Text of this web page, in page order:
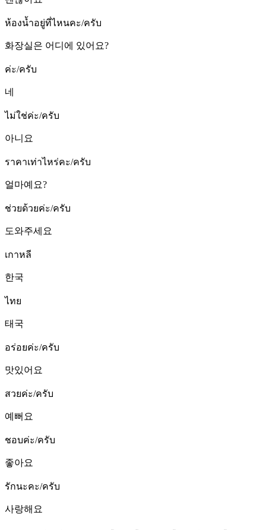
ห้องน้ำอยู่ที่ไหนคะ/ครับ
화장실은 어디에 있어요?
ค่ะ/ครับ
네
ไม่ใช่ค่ะ/ครับ
아니요
ราคาเท่าไหร่คะ/ครับ
얼마예요?
ช่วยด้วยค่ะ/ครับ
도와주세요
เกาหลี
한국
ไทย
태국
อร่อยค่ะ/ครับ
맛있어요
สวยค่ะ/ครับ
예뻐요
ชอบค่ะ/ครับ
좋아요
รักนะคะ/ครับ
사랑해요